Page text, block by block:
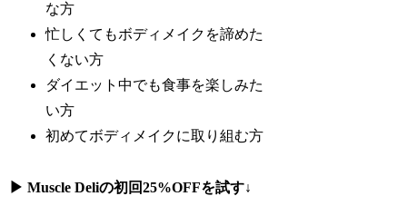
な方
忙しくてもボディメイクを諦めた
くない方
ダイエット中でも食事を楽しみた
い方
初めてボディメイクに取り組む方
▶ Muscle Deliの初回25%OFFを試す↓